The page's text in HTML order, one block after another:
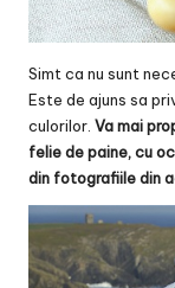
Simt ca nu sunt
Este de ajuns sa
culorilor. Va mai
felie de paine, cu
din fotografiile din